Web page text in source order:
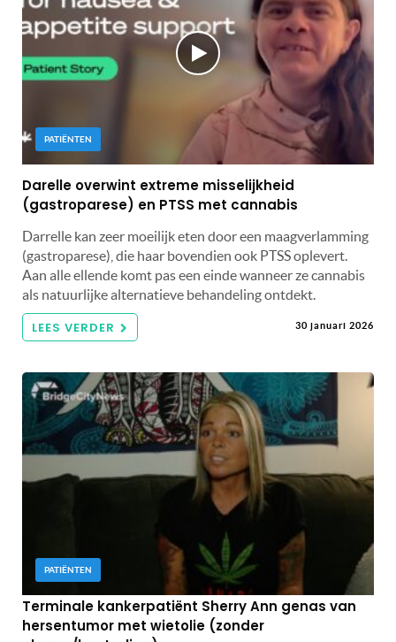
PATIËNTEN
Darelle overwint extreme misselijkheid
(gastroparese) en PTSS met cannabis
Darrelle kan zeer moeilijk eten door een maagverlamming
(gastroparese), die haar bovendien ook PTSS oplevert.
Aan alle ellende komt pas een einde wanneer ze cannabis
als natuurlijke alternatieve behandeling ontdekt.
LEES VERDER 30 januari 2026
PATIËNTEN
Terminale kankerpatiënt Sherry Ann genas van
hersentumor met wietolie (zonder